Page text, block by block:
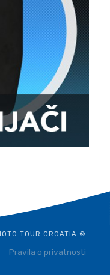
TOUR CROATIA ©
Pravila o privatnosti